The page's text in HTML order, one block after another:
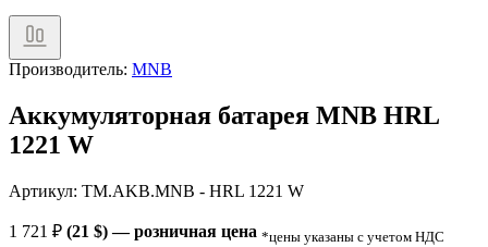
Производитель: MNB
Аккумуляторная батарея MNB HRL
1221 W
Артикул: TM.AKB.MNB - HRL 1221 W
1 721 ₽ (21 $) — розничная цена *цены указаны с учетом НДС